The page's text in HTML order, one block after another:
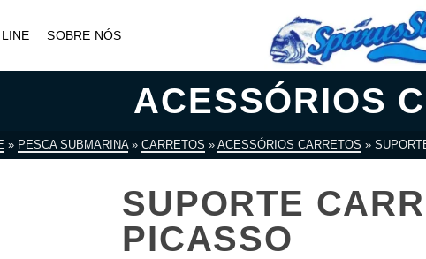
SOBRE NÓS
ACESSÓRIOS
» PESCA SUBMARINA » CARRETOS » ACESSÓRIOS CARRETOS »
SUPORTE
PICASSO